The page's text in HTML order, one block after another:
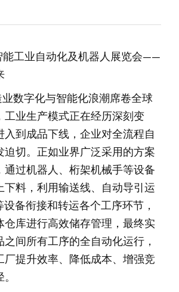
能工业自动化及机器人展览会——
数字化与智能化浪潮席卷全球
工业生产模式正在经历深刻变
到成品下线，企业对全流程自
切。正如业界广泛采用的方案
过机器人、桁架机械手等设备
下料，利用输送线、自动导引运
备衔接和转运各个工序环节，
仓库进行高效储存管理，最终实
间所有工序的全自动化运行，
厂提升效率、降低成本、增强竞